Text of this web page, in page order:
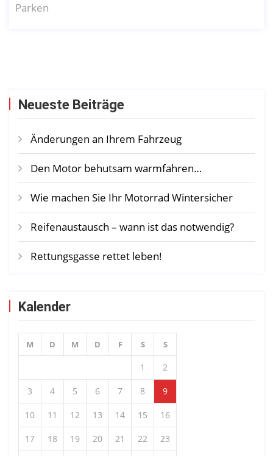
Parken
Neueste Beiträge
Änderungen an Ihrem Fahrzeug
Den Motor behutsam warmfahren…
Wie machen Sie Ihr Motorrad Wintersicher
Reifenaustausch – wann ist das notwendig?
Rettungsgasse rettet leben!
Kalender
M D M D F S S
1 2
3 4 5 6 7 8 9
10 11 12 13 14 15 16
17 18 19 20 21 22 23